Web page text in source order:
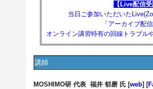
【Live配信
当日ご参加いただいた
「アーカイブ配
オンライン講習特有の回線トラブル
講師
MOSHIMO研 代表 福井 郁磨 氏 [web] [